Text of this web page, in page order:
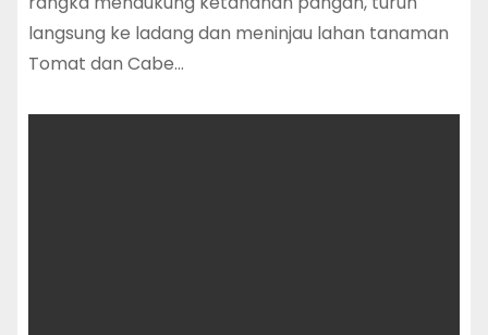
langsung ke ladang dan meninjau lahan tanaman
Tomat dan Cabe…